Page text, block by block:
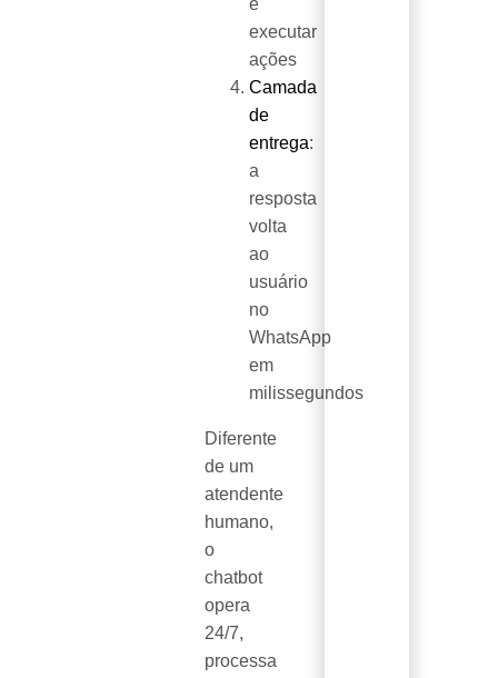
e
executar
ações
Camada
de
entrega:
a
resposta
volta
ao
usuário
no
WhatsApp
em
milissegundos
Diferente
de um
atendente
humano,
o
chatbot
opera
24/7,
processa